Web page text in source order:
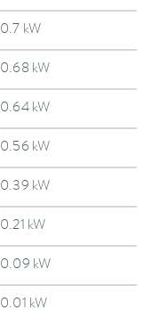
0.7 kW
0.68 kW
0.64 kW
0.56 kW
0.39 kW
0.21 kW
0.09 kW
0.01 kW